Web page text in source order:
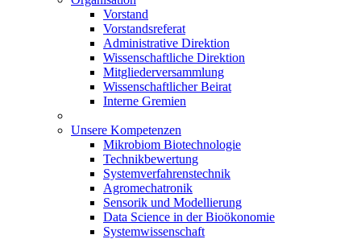
Vorstand
Vorstandsreferat
Administrative Direktion
Wissenschaftliche Direktion
Mitgliederversammlung
Wissenschaftlicher Beirat
Interne Gremien
Unsere Kompetenzen
Mikrobiom Biotechnologie
Technikbewertung
Systemverfahrenstechnik
Agromechatronik
Sensorik und Modellierung
Data Science in der Bioökonomie
Systemwissenschaft